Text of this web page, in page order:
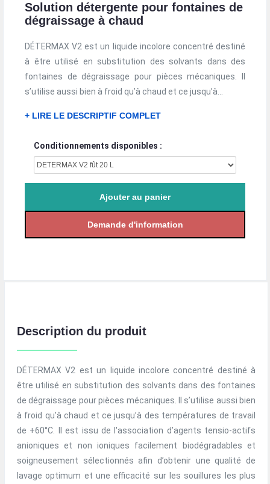
Solution détergente pour fontaines de
dégraissage à chaud
DÉTERMAX V2 est un liquide incolore concentré destiné
à être utilisé en substitution des solvants dans des
fontaines de dégraissage pour pièces mécaniques. Il
s’utilise aussi bien à froid qu’à chaud et ce jusqu’à...
+ LIRE LE DESCRIPTIF COMPLET
Conditionnements disponibles :
Description du produit
DÉTERMAX V2 est un liquide incolore concentré destiné à
être utilisé en substitution des solvants dans des fontaines
de dégraissage pour pièces mécaniques. Il s’utilise aussi bien
à froid qu’à chaud et ce jusqu’à des températures de travail
de +60°C. Il est issu de l'association d’agents tensio-actifs
anioniques et non ioniques facilement biodégradables et
soigneusement sélectionnés afin d’obtenir une qualité de
lavage optimum et une efficacité sur les souillures les plus